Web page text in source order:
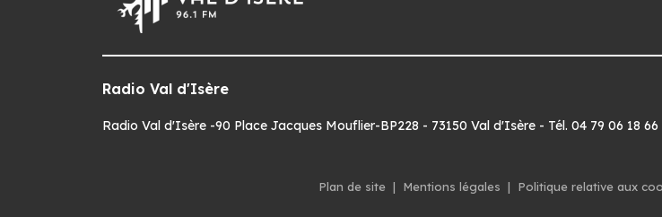
Radio Val d'Isère
Radio Val d'Isère -90 Place Jacques Mouflier-BP228 - 73150 Val d'Isère - Tél. 04 79 06 18 66
Plan de site | Mentions légales | Politique relative aux